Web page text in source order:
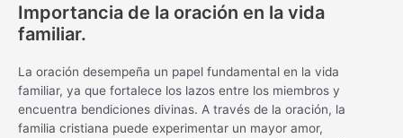
Importancia de la oración en la vida
familiar.
La oración desempeña un papel fundamental en la vida
familiar, ya que fortalece los lazos entre los miembros y
encuentra bendiciones divinas. A través de la oración, la
familia cristiana puede experimentar un mayor amor,